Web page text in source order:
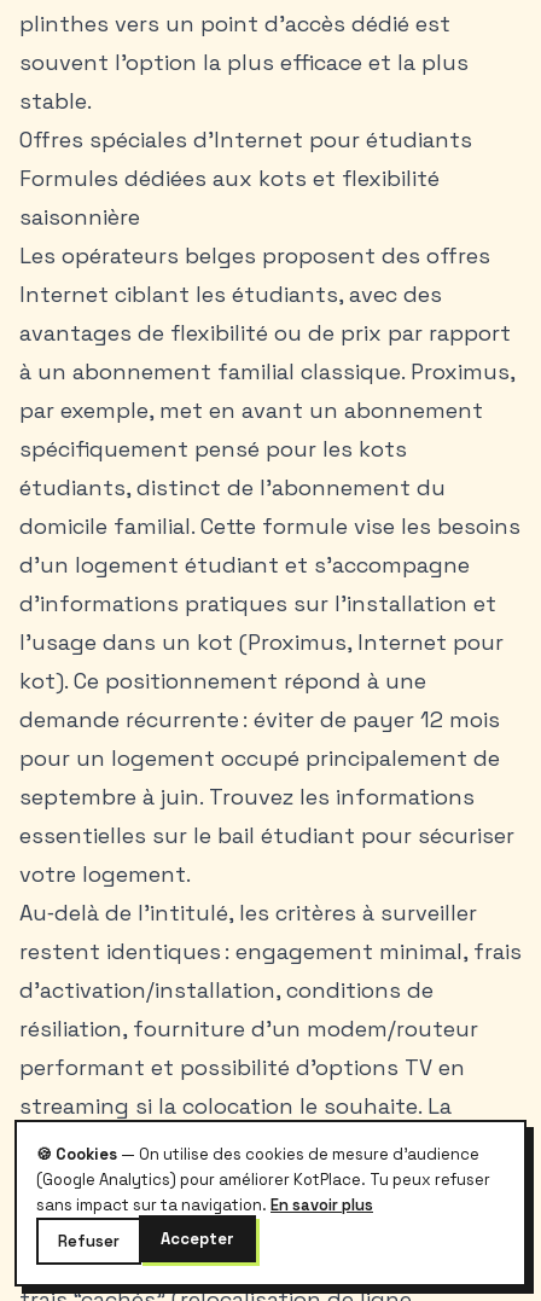
plinthes vers un point d’accès dédié est
souvent l’option la plus efficace et la plus
stable.
Offres spéciales d’Internet pour étudiants
Formules dédiées aux kots et flexibilité
saisonnière
Les opérateurs belges proposent des offres
Internet ciblant les étudiants, avec des
avantages de flexibilité ou de prix par rapport
à un abonnement familial classique. Proximus,
par exemple, met en avant un abonnement
spécifiquement pensé pour les kots
étudiants, distinct de l’abonnement du
domicile familial. Cette formule vise les besoins
d’un logement étudiant et s’accompagne
d’informations pratiques sur l’installation et
l’usage dans un kot (Proximus, Internet pour
kot). Ce positionnement répond à une
demande récurrente : éviter de payer 12 mois
pour un logement occupé principalement de
septembre à juin. Trouvez les informations
essentielles sur le bail étudiant pour sécuriser
votre logement.
Au‑delà de l’intitulé, les critères à surveiller
restent identiques : engagement minimal, frais
d’activation/installation, conditions de
résiliation, fourniture d’un modem/routeur
performant et possibilité d’options TV en
streaming si la colocation le souhaite. La
suspension saisonnière ou le transfert
d’adresse entre le kot et le domicile familial
peuvent être décisifs. Comparez
systématiquement ces éléments et vérifiez les
🍪 Cookies — On utilise des cookies de mesure d'audience
(Google Analytics) pour améliorer KotPlace. Tu peux refuser
sans impact sur ta navigation. En savoir plus
Refuser
Accepter